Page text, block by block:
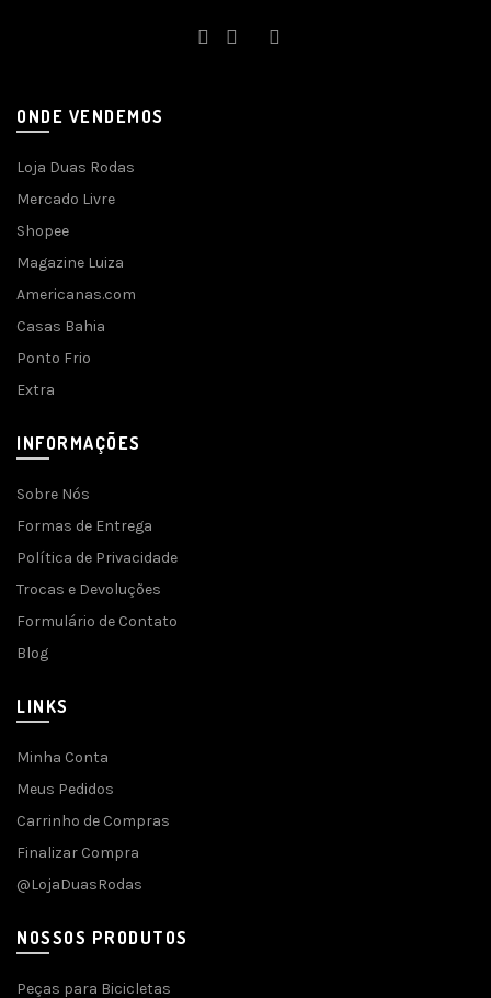
ONDE VENDEMOS
Loja Duas Rodas
Mercado Livre
Shopee
Magazine Luiza
Americanas.com
Casas Bahia
Ponto Frio
Extra
INFORMAÇÕES
Sobre Nós
Formas de Entrega
Política de Privacidade
Trocas e Devoluções
Formulário de Contato
Blog
LINKS
Minha Conta
Meus Pedidos
Carrinho de Compras
Finalizar Compra
@LojaDuasRodas
NOSSOS PRODUTOS
Peças para Bicicletas